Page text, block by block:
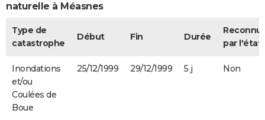
naturelle à Méasnes
Type de
catastrophe
Début Fin Durée
par l'état
Inondations
et/ou
Coulées de
Boue
25/12/1999 29/12/1999 5 j Non